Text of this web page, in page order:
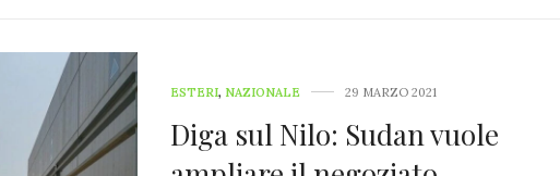
ESTERI, NAZIONALE 29 MARZO 2021
Diga sul Nilo: Sudan vuole